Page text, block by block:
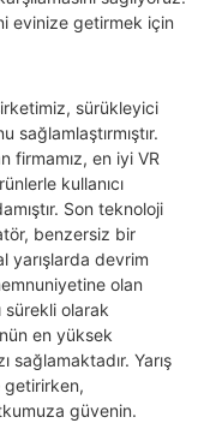
evinize getirmek için
sürükleyici
firmamız, en iyi VR
kullanıcı
Son teknoloji
benzersiz bir
yarışlarda devrim
olan
sürekli olarak
en yüksek
sağlamaktadır. Yarış
getirirken,
güvenin.